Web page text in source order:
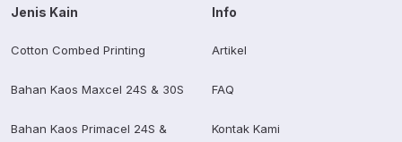
Jenis Kain
Cotton Combed Printing
Bahan Kaos Maxcel 24S & 30S
Bahan Kaos Primacel 24S &
Info
Artikel
FAQ
Kontak Kami